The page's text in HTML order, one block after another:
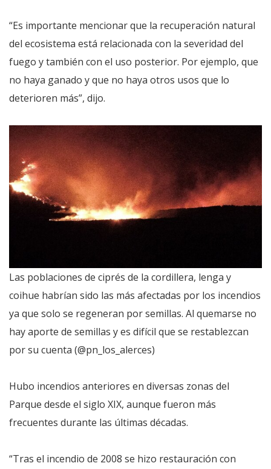
“Es importante mencionar que la recuperación natural
del ecosistema está relacionada con la severidad del
fuego y también con el uso posterior. Por ejemplo, que
no haya ganado y que no haya otros usos que lo
deterioren más”, dijo.
Las poblaciones de ciprés de la cordillera, lenga y
coihue habrían sido las más afectadas por los incendios
ya que solo se regeneran por semillas. Al quemarse no
hay aporte de semillas y es difícil que se restablezcan
por su cuenta (@pn_los_alerces)
Hubo incendios anteriores en diversas zonas del
Parque desde el siglo XIX, aunque fueron más
frecuentes durante las últimas décadas.
“Tras el incendio de 2008 se hizo restauración con